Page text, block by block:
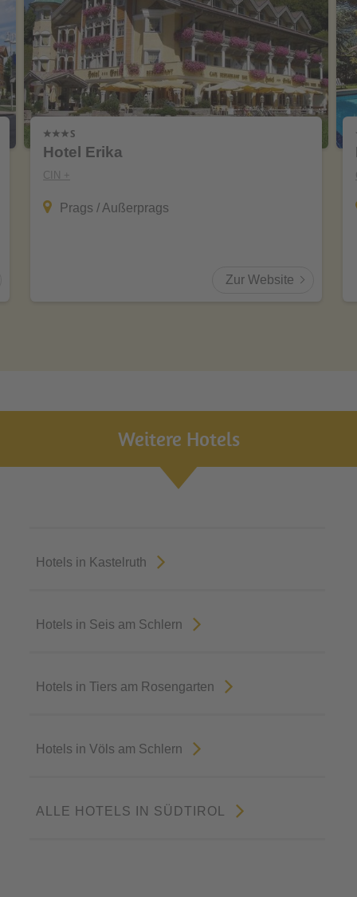
Hotel Erika
CIN +
Prags / Außerprags
Zur Website
Weitere Hotels
Hotels in Kastelruth
Hotels in Seis am Schlern
Hotels in Tiers am Rosengarten
Hotels in Völs am Schlern
ALLE HOTELS IN SÜDTIROL